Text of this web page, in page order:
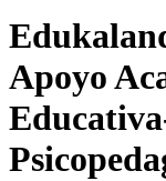
Apoyo